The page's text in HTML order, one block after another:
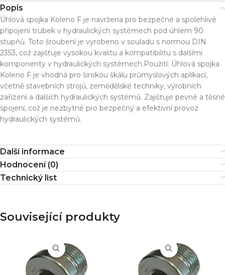
Popis
Úhlová spojka Koleno F je navržena pro bezpečné a spolehlivé
připojení trubek v hydraulických systémech pod úhlem 90
stupňů. Toto šroubení je vyrobeno v souladu s normou DIN
2353, což zajišťuje vysokou kvalitu a kompatibilitu s dalšími
komponenty v hydraulických systémech.Použití: Úhlová spojka
Koleno F je vhodná pro širokou škálu průmyslových aplikací,
včetně stavebních strojů, zemědělské techniky, výrobních
zařízení a dalších hydraulických systémů. Zajišťuje pevné a těsné
spojení, což je nezbytné pro bezpečný a efektivní provoz
hydraulických systémů.
Další informace
Hodnocení (0)
Technický list
Související produkty